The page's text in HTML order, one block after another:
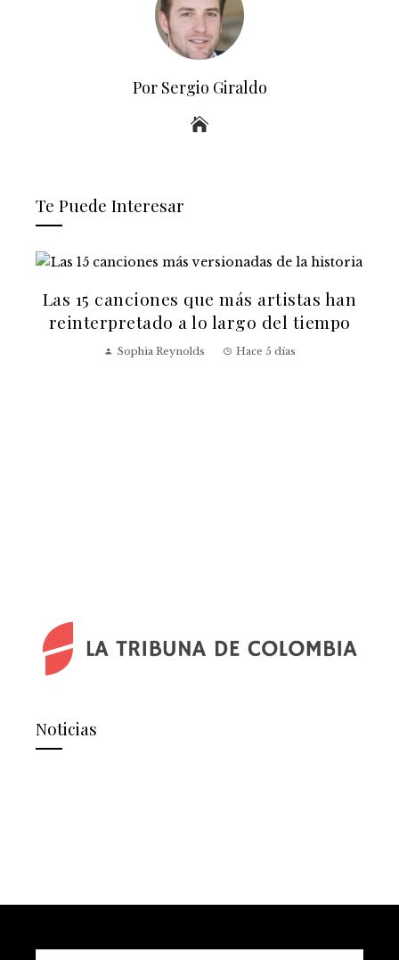
Por Sergio Giraldo
Te Puede Interesar
Las 15 canciones que más artistas han
reinterpretado a lo largo del tiempo
Sophia Reynolds Hace 5 días
Noticias